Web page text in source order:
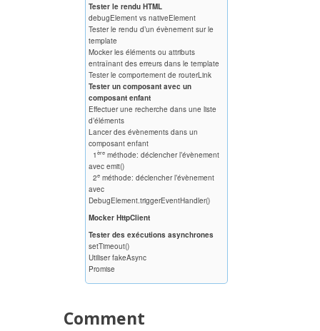
Tester le rendu HTML
debugElement vs nativeElement
Tester le rendu d’un évènement sur le
template
Mocker les éléments ou attributs
entraînant des erreurs dans le template
Tester le comportement de routerLink
Tester un composant avec un
composant enfant
Effectuer une recherche dans une liste
d’éléments
Lancer des évènements dans un
composant enfant
1èreméthode: déclencher l’évènement
avec emit()
2eméthode: déclencher l’évènement
avec
DebugElement.triggerEventHandler()
Mocker HttpClient
Tester des exécutions asynchrones
setTimeout()
Utiliser fakeAsync
Promise
Comment